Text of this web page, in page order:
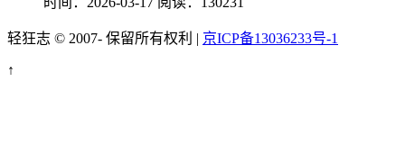
轻狂志 © 2007- 保留所有权利 | 京ICP备13036233号-1
↑